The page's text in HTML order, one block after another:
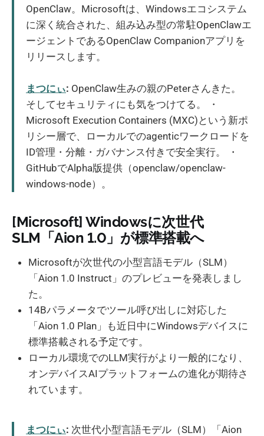
OpenClaw。Microsoftは、Windowsエコシステム
に深く統合された、組み込み型の常駐OpenClawエ
ージェントであるOpenClaw Companionアプリを
リリースします。
まつにぃ: OpenClaw生みの親のPeterさんきた。
そしてセキュリティにも気をつけてる。 ・
Microsoft Execution Containers (MXC)という新ポ
リシー層で、ローカルでのagenticワークロードを
ID管理・分離・ガバナンス付きで安全実行。 ・
GitHubでAlpha版提供（openclaw/openclaw-
windows-node）。
[Microsoft] Windowsに次世代
SLM「Aion 1.0」が標準搭載へ
Microsoftが次世代の小型言語モデル（SLM）
「Aion 1.0 Instruct」のプレビューを発表しまし
た。
14Bパラメータでツール呼び出しに対応した
「Aion 1.0 Plan」も近日中にWindowsデバイスに
標準搭載される予定です。
ローカル環境でのLLM実行がより一般的になり、
オンデバイスAIプラットフォームの進化が期待さ
れています。
まつにぃ: 次世代小型言語モデル（SLM）「Aion